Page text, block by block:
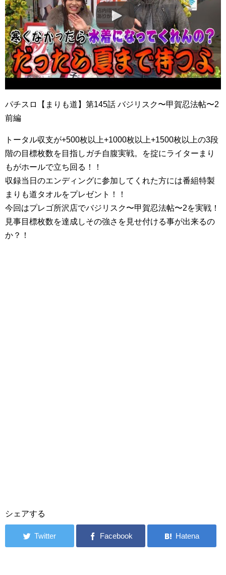
パチスロ【まりも道】第145話 バジリスク〜甲賀忍法帖〜2
前編
トータル収支が+500枚以上+1000枚以上+1500枚以上の3段
階の目標枚数を目指しガチ自腹実戦。を掟にライターまり
もがホールで立ち回る！！
収録当日のエンディングに参加してくれた方には番組特製
まりも道タオルをプレゼント！！
今回はプレゴ所沢店でバジリスク〜甲賀忍法帖〜2を実戦！
見事目標枚数を達成しその強さを見せ付ける事が出来るの
か？！
シェアする